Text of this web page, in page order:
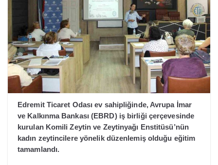
Edremit Ticaret Odası ev sahipliğinde, Avrupa İmar
ve Kalkınma Bankası (EBRD) iş birliği çerçevesinde
kurulan Komili Zeytin ve Zeytinyağı Enstitüsü’nün
kadın zeytincilere yönelik düzenlemiş olduğu eğitim
tamamlandı.